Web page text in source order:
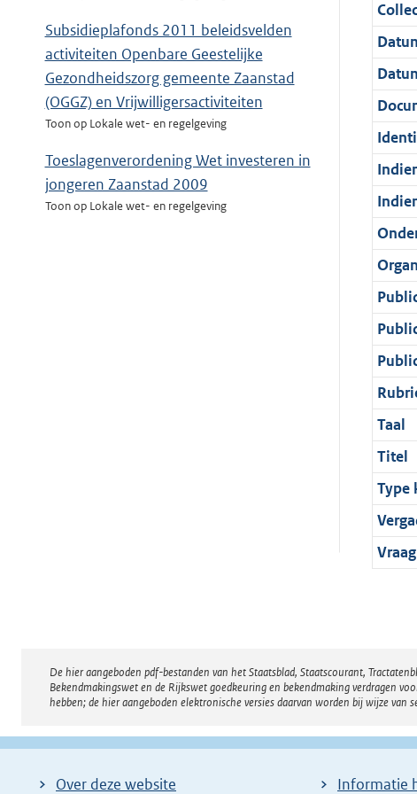
Subsidieplafonds 2011 beleidsvelden
activiteiten Openbare Geestelijke
Gezondheidszorg gemeente Zaanstad
(OGGZ) en Vrijwilligersactiviteiten
Toon op Lokale wet- en regelgeving
Toeslagenverordening Wet investeren in
jongeren Zaanstad 2009
Toon op Lokale wet- en regelgeving
i
e
i
n
f
o
r
m
a
a
t
t
i
e
i
n
f
o
r
m
a
a
t
a
t
i
e
i
n
f
o
r
m
a
a
t
c
a
t
i
e
i
n
f
o
r
m
a
a
t
Taal
Titel
Type
Disclaimer
De hier aangeboden pdf-bestanden van het Staatsblad, Staatscourant,
Bekendmakingswet en de Rijkswet goedkeuring en bekendmaking verdragen
hebben; de hier aangeboden elektronische versies daarvan worden bij wijze van
Over deze website Informatie